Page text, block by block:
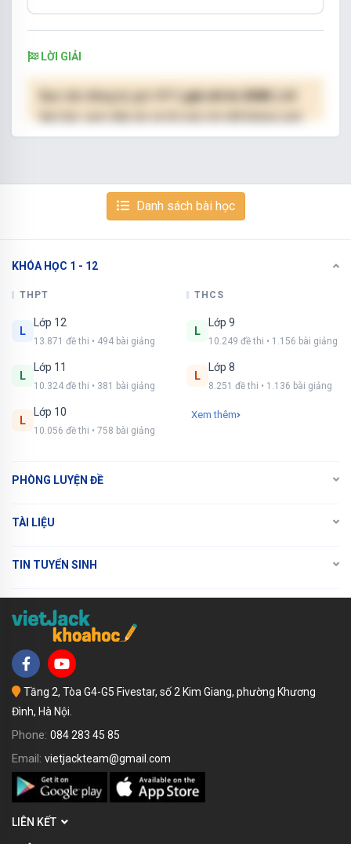
LỜI GIẢI
( giá chỉ từ 250K )
hạn.
Xem tiếp với tài khoản VIP
Còn 13/19 câu hỏi, đáp án và lời giải chi tiết.
Bạn cần đăng ký gói VIP ( giá chỉ từ 250K )
làm bài, xem đáp án và lời giải chi tiết không giới
Danh sách bài học
KHÓA HỌC 1 - 12
THPT
L
Lớp 12
13.871 đề thi • 494 bài giảng
L
Lớp 11
10.324 đề thi • 381 bài giảng
L
Lớp 10
10.056 đề thi • 758 bài giảng
THCS
L
Lớp 9
10.249 đề thi • 1.156 bài giảng
L
Lớp 8
8.251 đề thi • 1.136 bài giảng
Xem thêm
PHÒNG LUYỆN ĐỀ
TÀI LIỆU
TIN TUYỂN SINH
Tầng 2, Tòa G4-G5 Fivestar, số 2 Kim Giang, phường Khương
Đình, Hà Nội.
Phone: 084 283 45 85
Email: vietjackteam@gmail.com
LIÊN KẾT